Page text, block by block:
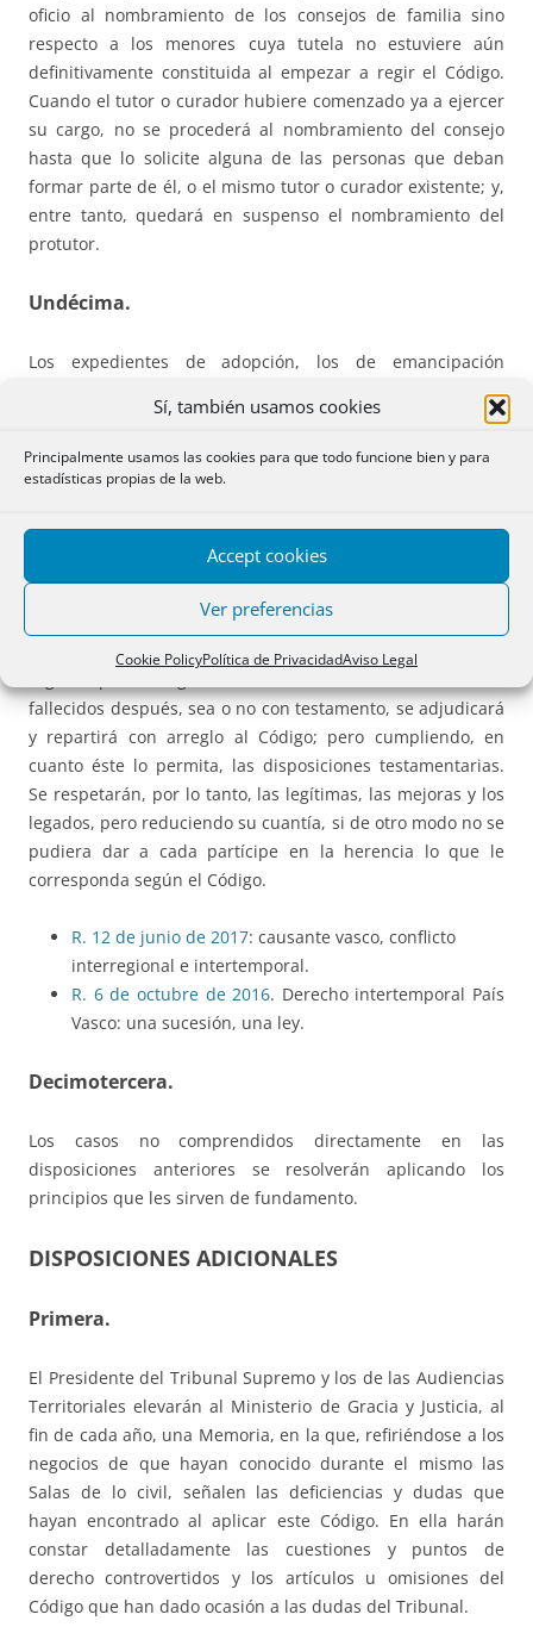
Sí, también usamos cookies
Principalmente usamos las cookies para que todo funcione bien y para
estadísticas propias de la web.
Accept cookies
Ver preferencias
Cookie PolicyPolítica de PrivacidadAviso Legal
oficio al nombramiento de los consejos de familia sino
respecto a los menores cuya tutela no estuviere aún
definitivamente constituida al empezar a regir el Código.
Cuando el tutor o curador hubiere comenzado ya a ejercer
su cargo, no se procederá al nombramiento del consejo
hasta que lo solicite alguna de las personas que deban
formar parte de él, o el mismo tutor o curador existente; y,
entre tanto, quedará en suspenso el nombramiento del
protutor.
Undécima.
Los expedientes de adopción, los de emancipación
voluntaria y los de dispensa de ley pendientes ante el
Gobierno o los Tribunales, seguirán su curso con arreglo a
la legislación anterior, a menos que los padres o
solicitantes de la gracia desistan de seguir este
Los derechos a la herencia del que hubiese fallecido, con
testamento o sin él, antes de hallarse en vigor el Código, se
fallecidos después, sea o no con testamento, se adjudicará
y repartirá con arreglo al Código; pero cumpliendo, en
cuanto éste lo permita, las disposiciones testamentarias.
Se respetarán, por lo tanto, las legítimas, las mejoras y los
legados, pero reduciendo su cuantía, si de otro modo no se
pudiera dar a cada partícipe en la herencia lo que le
corresponda según el Código.
R. 12 de junio de 2017: causante vasco, conflicto
interregional e intertemporal.
R. 6 de octubre de 2016. Derecho intertemporal País
Vasco: una sucesión, una ley.
Decimotercera.
Los casos no comprendidos directamente en las
disposiciones anteriores se resolverán aplicando los
principios que les sirven de fundamento.
DISPOSICIONES ADICIONALES
Primera.
El Presidente del Tribunal Supremo y los de las Audiencias
Territoriales elevarán al Ministerio de Gracia y Justicia, al
fin de cada año, una Memoria, en la que, refiriéndose a los
negocios de que hayan conocido durante el mismo las
Salas de lo civil, señalen las deficiencias y dudas que
hayan encontrado al aplicar este Código. En ella harán
constar detalladamente las cuestiones y puntos de
derecho controvertidos y los artículos u omisiones del
Código que han dado ocasión a las dudas del Tribunal.